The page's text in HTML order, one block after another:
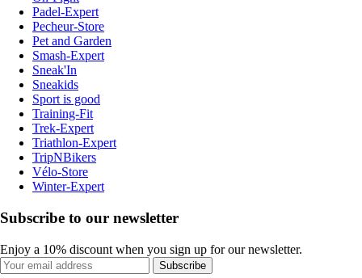
Padel-Expert
Pecheur-Store
Pet and Garden
Smash-Expert
Sneak'In
Sneakids
Sport is good
Training-Fit
Trek-Expert
Triathlon-Expert
TripNBikers
Vélo-Store
Winter-Expert
Subscribe to our newsletter
Enjoy a 10% discount when you sign up for our newsletter.
Subscribe